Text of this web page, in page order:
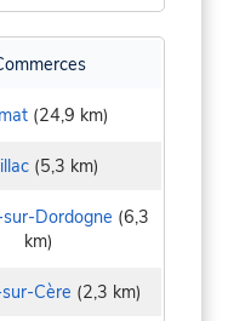
(24,9 km)
(5,3 km)
Dordogne (6,3
km)
Cère (2,3 km)